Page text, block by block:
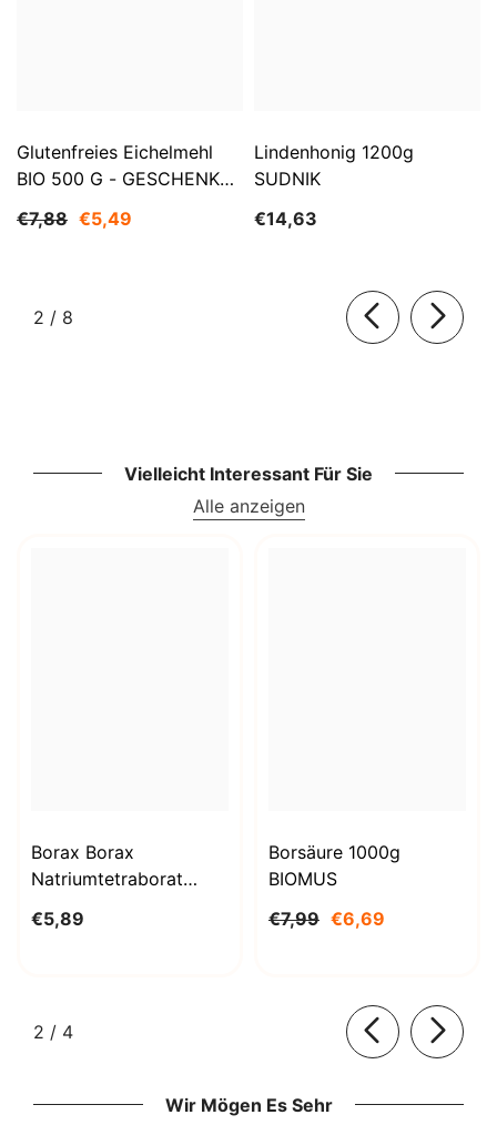
Glutenfreies Eichelmehl
BIO 500 G - GESCHENKE
€7,88 €5,49
Lindenhonig 1200g
SUDNIK
€14,63
2 / von
8
Vielleicht Interessant Für Sie
Alle anzeigen
Borax Borax
Natriumtetraborat
STANLAB
€5,89
Borsäure 1000g
BIOMUS
€7,99 €6,69
2 / von
4
Wir Mögen Es Sehr